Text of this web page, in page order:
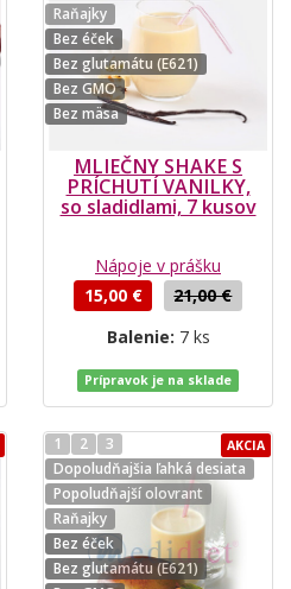
Raňajky
Bez éček
Bez glutamátu (E621)
Bez GMO
Bez mäsa
MLIEČNY SHAKE S
PRÍCHUTÍ VANILKY,
so sladidlami, 7 kusov
Nápoje v prášku
15,00 €
21,00 €
Balenie: 7 ks
Prípravok je na sklade
1 2
3
Dopoludňajšia ľahká desiata
Popoludňajší olovrant
Raňajky
Bez éček
Bez glutamátu (E621)
AKCIA